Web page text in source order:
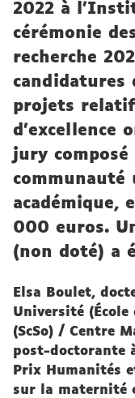
2022 à
cérémonie
recherche
candidatures
projets
d'excellence
jury composé
académique,
000 euros.
(non doté) a
Elsa Boulet,
Université (École
(ScSo) / Centre
post-doctorante
Prix Humanités
sur la maternité